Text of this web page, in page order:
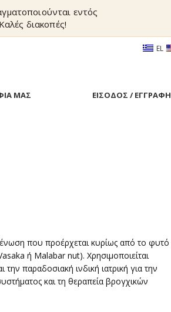
εντός
διακοπές!
EL
ΜΑΣ ΕΊΣΟΔΟΣ / ΕΓΓΡΑΦΉ
ένωση που προέρχεται κυρίως από το φυτό
ή Malabar nut). Χρησιμοποιείται
παραδοσιακή ινδική ιατρική για την
και τη θεραπεία βρογχικών